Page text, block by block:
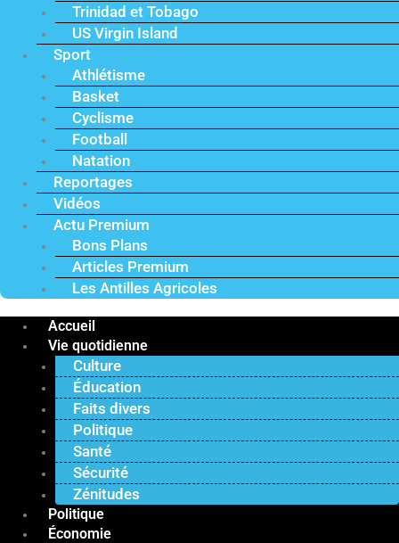
Trinidad et Tobago
US Virgin Island
Sport
Athlétisme
Basket
Cyclisme
Football
Natation
Reportages
Vidéos
Actu Premium
Bons Plans
Articles Premium
Les Antilles Agricoles
Accueil
Vie quotidienne
Culture
Éducation
Faits divers
Politique
Santé
Sécurité
Zénitudes
Politique
Économie